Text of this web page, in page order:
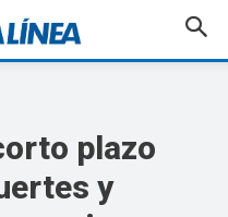
plazo
y